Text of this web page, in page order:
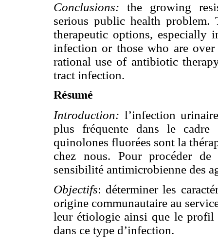
Conclusions: the growing
serious public health
therapeutic options, especially
infection or those who are
rational use of antibiotic
tract infection.
Résumé
Introduction: l’infection
plus fréquente dans le cadre
quinolones fluorées sont la
chez nous. Pour procéder
sensibilité antimicrobienne des
Objectifs: déterminer les
origine communautaire au
leur étiologie ainsi que le profil
dans ce type d’infection.